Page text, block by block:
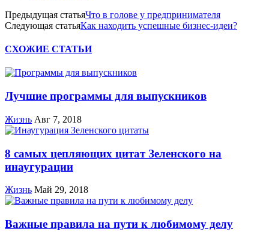
Предыдущая статьяЧто в голове у предпринимателя
Следующая статьяКак находить успешные бизнес-идеи?
СХОЖИЕ СТАТЬИ
Лучшие программы для выпускников
Жизнь Авг 7, 2018
8 самых цепляющих цитат Зеленского на
инаугурации
Жизнь Май 29, 2018
Важные правила на пути к любимому делу